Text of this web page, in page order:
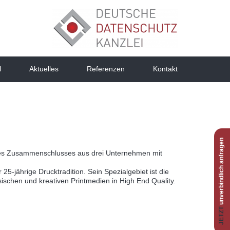
Aktuelles Referenzen Kontakt
Zusammenschlusses aus drei Unternehmen mit
jährige Drucktradition. Sein Spezialgebiet ist die
und kreativen Printmedien in High End Quality.
JETZT
unverbindlich anfragen